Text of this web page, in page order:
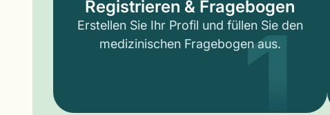
Registrieren & Fragebogen
Erstellen Sie Ihr Profil und füllen Sie den
medizinischen Fragebogen aus.